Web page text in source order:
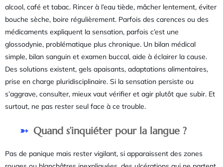
alcool, café et tabac. Rincer à l’eau tiède, mâcher lentement, éviter
bouche sèche, boire régulièrement. Parfois des carences ou des
médicaments expliquent la sensation, parfois c’est une
glossodynie, problématique plus chronique. Un bilan médical
simple, bilan sanguin et examen buccal, aide à éclairer la cause.
Des solutions existent, gels apaisants, adaptations alimentaires,
prise en charge pluridisciplinaire. Si la sensation persiste ou
s’aggrave, consulter, mieux vaut vérifier et agir plutôt que subir. Et
surtout, ne pas rester seul face à ce trouble.
Quand s’inquiéter pour la langue ?
Pas de panique mais rester vigilant, si apparaissent des zones